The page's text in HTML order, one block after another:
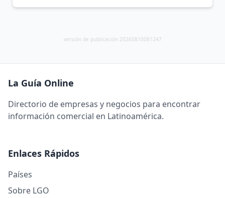
versión de publicación 20260810081247
La Guía Online
Directorio de empresas y negocios para encontrar
información comercial en Latinoamérica.
Enlaces Rápidos
Países
Sobre LGO